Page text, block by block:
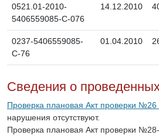
0521.01-2010-
5406559085-С-076
14.12.2010
0237-5406559085-
С-76
01.04.2010
Сведения о
Проверка плановая Акт проверки №26
нарушения отсутствуют.
Проверка плановая Акт проверки